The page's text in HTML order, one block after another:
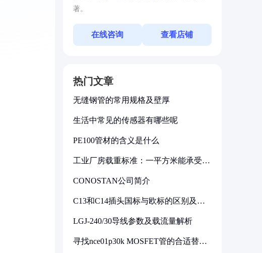
著。
在线咨询 查看店铺
热门文章
无缝钢管的常用规格及壁厚
生活中常见的传感器有哪些呢
PE100管材的含义是什么
工业厂房载重标准：一平方米能承受多
CONOSTAN公司简介
C13和C14插头国标与欧标的区别及其
LGJ-240/30导线参数及载流量解析
寻找nce01p30k MOSFET管的合适替代